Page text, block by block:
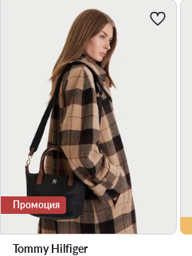
Промоция
Tommy Hilfiger